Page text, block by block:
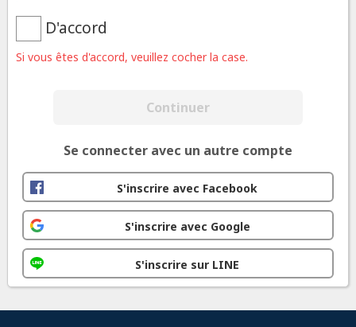
D'accord
Si vous êtes d'accord, veuillez cocher la case.
Continuer
Se connecter avec un autre compte
S'inscrire avec Facebook
S'inscrire avec Google
S'inscrire sur LINE